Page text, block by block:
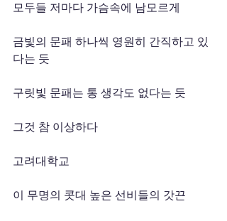
모두들 저마다 가슴속에 남모르게
금빛의 문패 하나씩 영원히 간직하고 있
다는 듯
구릿빛 문패는 통 생각도 없다는 듯
그것 참 이상하다
고려대학교
이 무명의 콧대 높은 선비들의 갓끈